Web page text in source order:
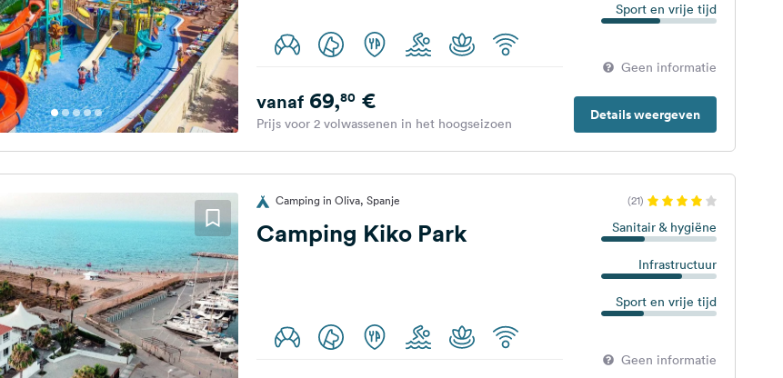
Sport en vrije tijd
Geen informatie
Details weergeven
vanaf69,80€
Prijs voor 2 volwassenen in het hoogseizoen
Camping in Oliva, Spanje (21)
Camping Kiko Park Sanitair & hygiëne
Infrastructuur
Sport en vrije tijd
Geen informatie